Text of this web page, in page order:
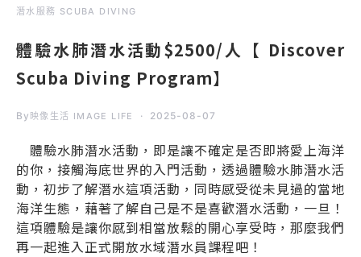
潛水服務 SCUBA DIVING
體驗水肺潛水活動$2500/人【 Discover
Scuba Diving Program】
By 映像生活 IMAGE LIFE 2025-08-07
體驗水肺潛水活動，即是讓不確定是否即將愛上海洋
的你，接觸海底世界的入門活動，透過體驗水肺潛水活
動，初步了解潛水這項活動，同時感受從未見過的當地
海洋生態，藉著了解自己是不是喜歡潛水活動，一旦！
這項體驗是讓你感到相當放鬆的開心享受時，那麼我們
再一起進入正式開放水域潛水員課程吧！